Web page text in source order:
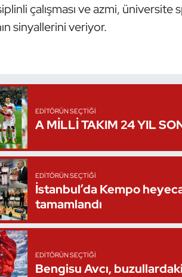
çalışması ve azmi, üniversite
sinyallerini veriyor.
EDITÖRÜN SEÇTIĞI
A MİLLİ TAKIM 24 YIL
EDITÖRÜN SEÇTIĞI
İstanbul’da Kempo
tamamlandı
EDITÖRÜN SEÇTIĞI
Bengisu Avcı,